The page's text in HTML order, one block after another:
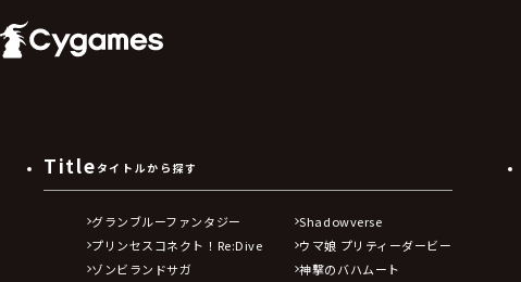
Title タイトルから探す
グランブルーファンタジー
Shadowverse
プリンセスコネクト！Re:Dive
ウマ娘 プリティーダービー
ゾンビランドサガ
神撃のバハムート